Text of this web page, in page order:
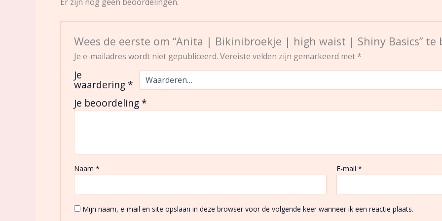
Wees de eerste om “Anita | Bikinibroekje | high waist | Shiny Basics” te
Je e-mailadres wordt niet gepubliceerd. Vereiste velden zijn gemarkeerd met *
Je
waardering *
Je beoordeling *
Naam * E-mail*
Mijn naam, e-mail en site opslaan in deze browser voor de volgende keer wanneer ik een reactie plaats.